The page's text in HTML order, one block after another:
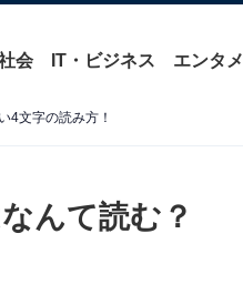
会 IT・ビジネス エンタメ
4文字の読み方！
んて読む？